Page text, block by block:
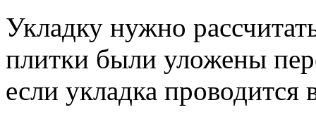
Укладку нужно
плитки были уложены
если укладка проводится